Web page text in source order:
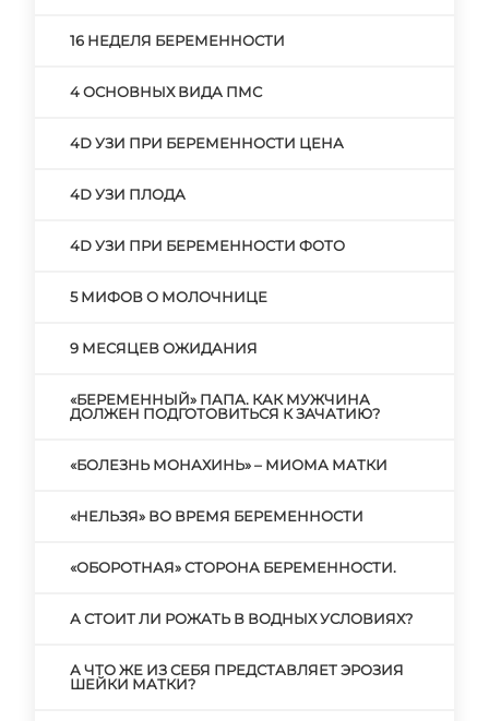
16 НЕДЕЛЯ БЕРЕМЕННОСТИ
4 ОСНОВНЫХ ВИДА ПМС
4D УЗИ ПРИ БЕРЕМЕННОСТИ ЦЕНА
4D УЗИ ПЛОДА
4D УЗИ ПРИ БЕРЕМЕННОСТИ ФОТО
5 МИФОВ О МОЛОЧНИЦЕ
9 МЕСЯЦЕВ ОЖИДАНИЯ
«БЕРЕМЕННЫЙ» ПАПА. КАК МУЖЧИНА
ДОЛЖЕН ПОДГОТОВИТЬСЯ К ЗАЧАТИЮ?
«БОЛЕЗНЬ МОНАХИНЬ» – МИОМА МАТКИ
«НЕЛЬЗЯ» ВО ВРЕМЯ БЕРЕМЕННОСТИ
«ОБОРОТНАЯ» СТОРОНА БЕРЕМЕННОСТИ.
А СТОИТ ЛИ РОЖАТЬ В ВОДНЫХ УСЛОВИЯХ?
А ЧТО ЖЕ ИЗ СЕБЯ ПРЕДСТАВЛЯЕТ ЭРОЗИЯ
ШЕЙКИ МАТКИ?